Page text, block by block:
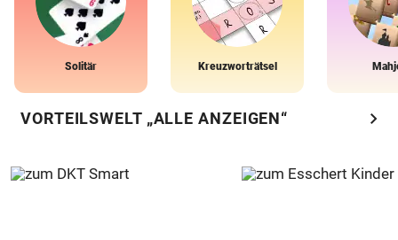
Solitär Kreuzworträtsel
VORTEILSWELT „ALLE ANZEIGEN“ chevron_right